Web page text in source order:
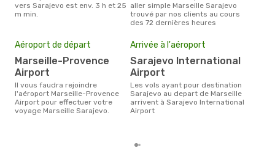
vers Sarajevo est env. 3 h et 25
m min.
aller simple Marseille Sarajevo
trouvé par nos clients au cours
des 72 dernières heures
Aéroport de départ
Marseille-Provence
Airport
Il vous faudra rejoindre
l'aéroport Marseille-Provence
Airport pour effectuer votre
voyage Marseille Sarajevo.
Arrivée à l'aéroport
Sarajevo International
Airport
Les vols ayant pour destination
Sarajevo au depart de Marseille
arrivent à Sarajevo International
Airport